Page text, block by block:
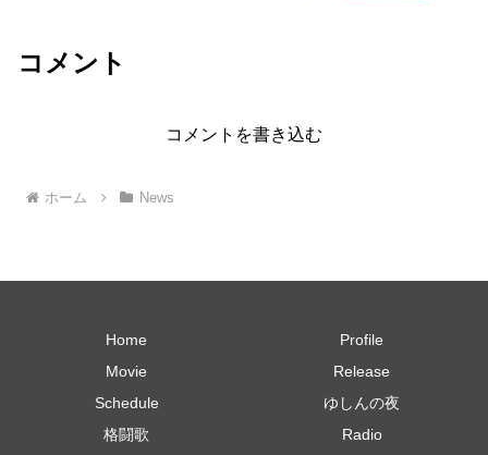
コメント
コメントを書き込む
ホーム News
Home
Profile
Movie
Release
Schedule
ゆしんの夜
格闘歌
Radio